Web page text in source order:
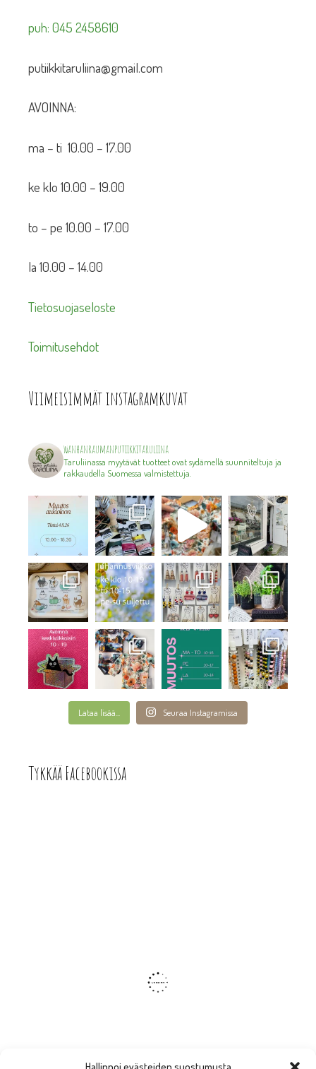
puh: 045 2458610
putiikkitaruliina@gmail.com
AVOINNA:
ma – ti 10.00 – 17.00
ke klo 10.00 – 19.00
to – pe 10.00 – 17.00
la 10.00 – 14.00
Tietosuojaseloste
Toimitusehdot
Viimeisimmät instagramkuvat
wanhanraumanputiikkitaruliina
Taruliinassa myytävät tuotteet ovat sydämellä suunniteltuja ja
rakkaudella Suomessa valmistettuja.
Lataa lisää... Seuraa Instagramissa
Tykkää Facebookissa